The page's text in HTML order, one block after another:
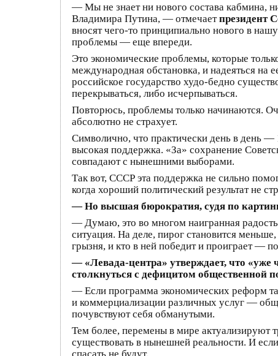
— Мы не знает ни нового состава кабмина,
Владимира Путина, — отмечаетпрезидент
вносят чего-то принципиально нового в
проблемы — еще впереди.
Это экономические проблемы, которые
международная обстановка, и надеяться на
российское государство худо-бедно
перекрываться, либо исчерпываться.
Повторюсь, проблемы только начинаются.
абсолютно не страхует.
Символично, что практически день в день
высокая поддержка. «За» сохранение
совпадают с нынешними выборами.
Так вот, СССР эта поддержка не сильно
когда хороший политический результат не
— Но высшая бюрократия, судя по
— Думаю, это во многом наигранная
ситуация. На деле, пирог становится
грызня, и кто в ней победит и проиграет —
— «Левада-центра» утверждает, что «уже
столкнуться с дефицитом общественной
— Если программа экономических реформ
и коммерциализации различных услуг —
почувствуют себя обманутыми.
Тем более, перемены в мире актуализируют
существовать в нынешней реальности. И